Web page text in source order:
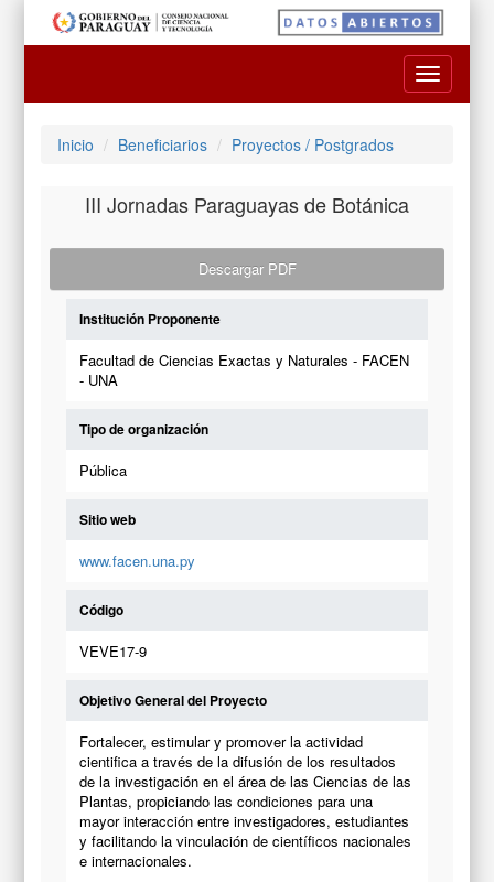
Toggle
Inicio Beneficiarios Proyectos / Postgrados
III Jornadas Paraguayas de Botánica
Descargar PDF
Institución Proponente
Facultad de Ciencias Exactas y Naturales - FACEN
- UNA
Tipo de organización
Pública
Sitio web
www.facen.una.py
Código
VEVE17-9
Objetivo General del Proyecto
Fortalecer, estimular y promover la actividad
cientifica a través de la difusión de los resultados
de la investigación en el área de las Ciencias de las
Plantas, propiciando las condiciones para una
mayor interacción entre investigadores, estudiantes
y facilitando la vinculación de científicos nacionales
e internacionales.